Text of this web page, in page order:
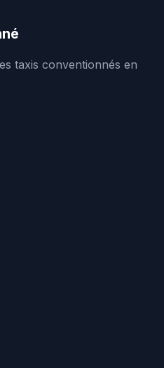
taxis conventionnés en